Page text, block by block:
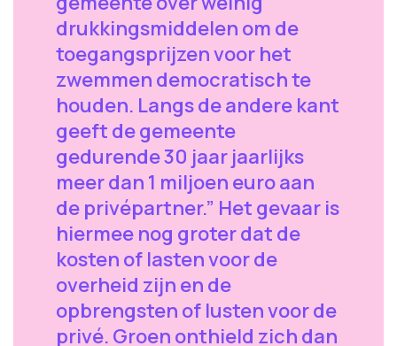
drukkingsmiddelen om de
toegangsprijzen voor het
zwemmen democratisch te
houden. Langs de andere kant
geeft de gemeente
gedurende 30 jaar jaarlijks
meer dan 1 miljoen euro aan
de privépartner.” Het gevaar is
hiermee nog groter dat de
kosten of lasten voor de
overheid zijn en de
opbrengsten of lusten voor de
privé. Groen onthield zich dan